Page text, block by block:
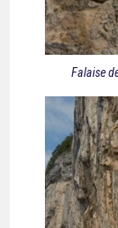
Falaise